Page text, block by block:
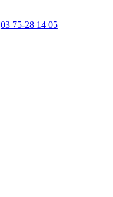
03 75-28 14 05